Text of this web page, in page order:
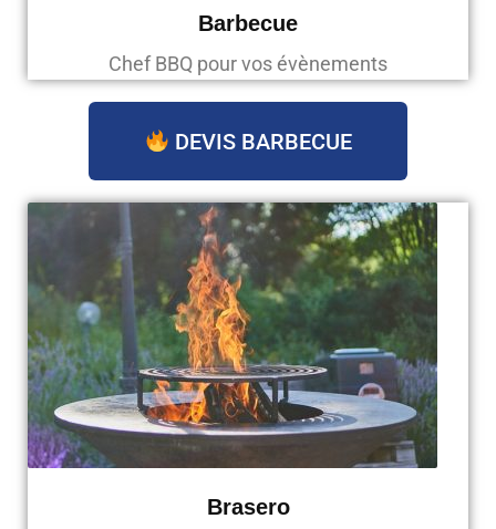
Barbecue
Chef BBQ pour vos évènements
DEVIS BARBECUE
Brasero